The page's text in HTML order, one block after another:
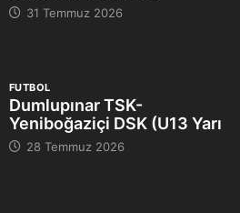
31 Temmuz 2026
FUTBOL
Dumlupınar TSK-
Yeniboğaziçi DSK (U13 Yarı
28 Temmuz 2026